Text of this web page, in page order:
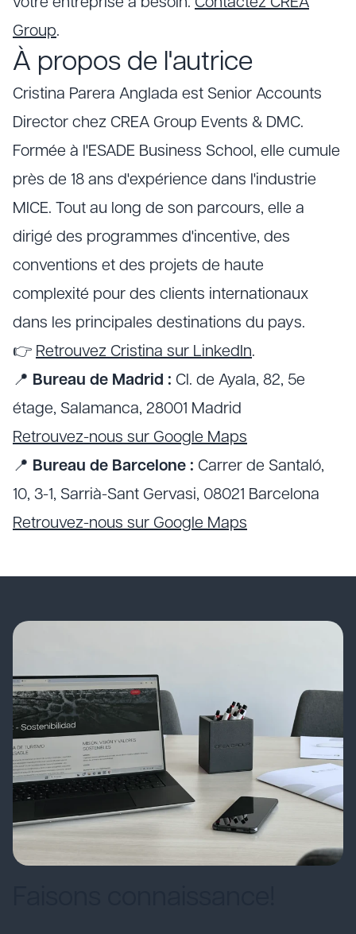
Group.
À propos de l'autrice
Cristina Parera Anglada est Senior Accounts
Director chez CREA Group Events & DMC.
Formée à l'ESADE Business School, elle cumule
près de 18 ans d'expérience dans l'industrie
MICE. Tout au long de son parcours, elle a
dirigé des programmes d'incentive, des
conventions et des projets de haute
complexité pour des clients internationaux
dans les principales destinations du pays.
👉 Retrouvez Cristina sur LinkedIn.
📍 Bureau de Madrid : Cl. de Ayala, 82, 5e
étage, Salamanca, 28001 Madrid
Retrouvez-nous sur Google Maps
📍 Bureau de Barcelone : Carrer de Santaló,
10, 3-1, Sarrià-Sant Gervasi, 08021 Barcelona
Retrouvez-nous sur Google Maps